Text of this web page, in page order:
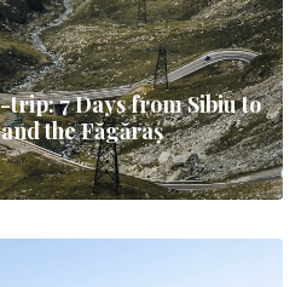
7 Days from Sibiu to
the Făgăraș